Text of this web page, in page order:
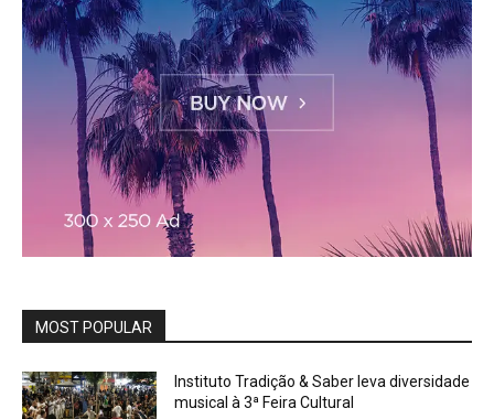
MOST POPULAR
Instituto Tradição & Saber leva diversidade
musical à 3ª Feira Cultural